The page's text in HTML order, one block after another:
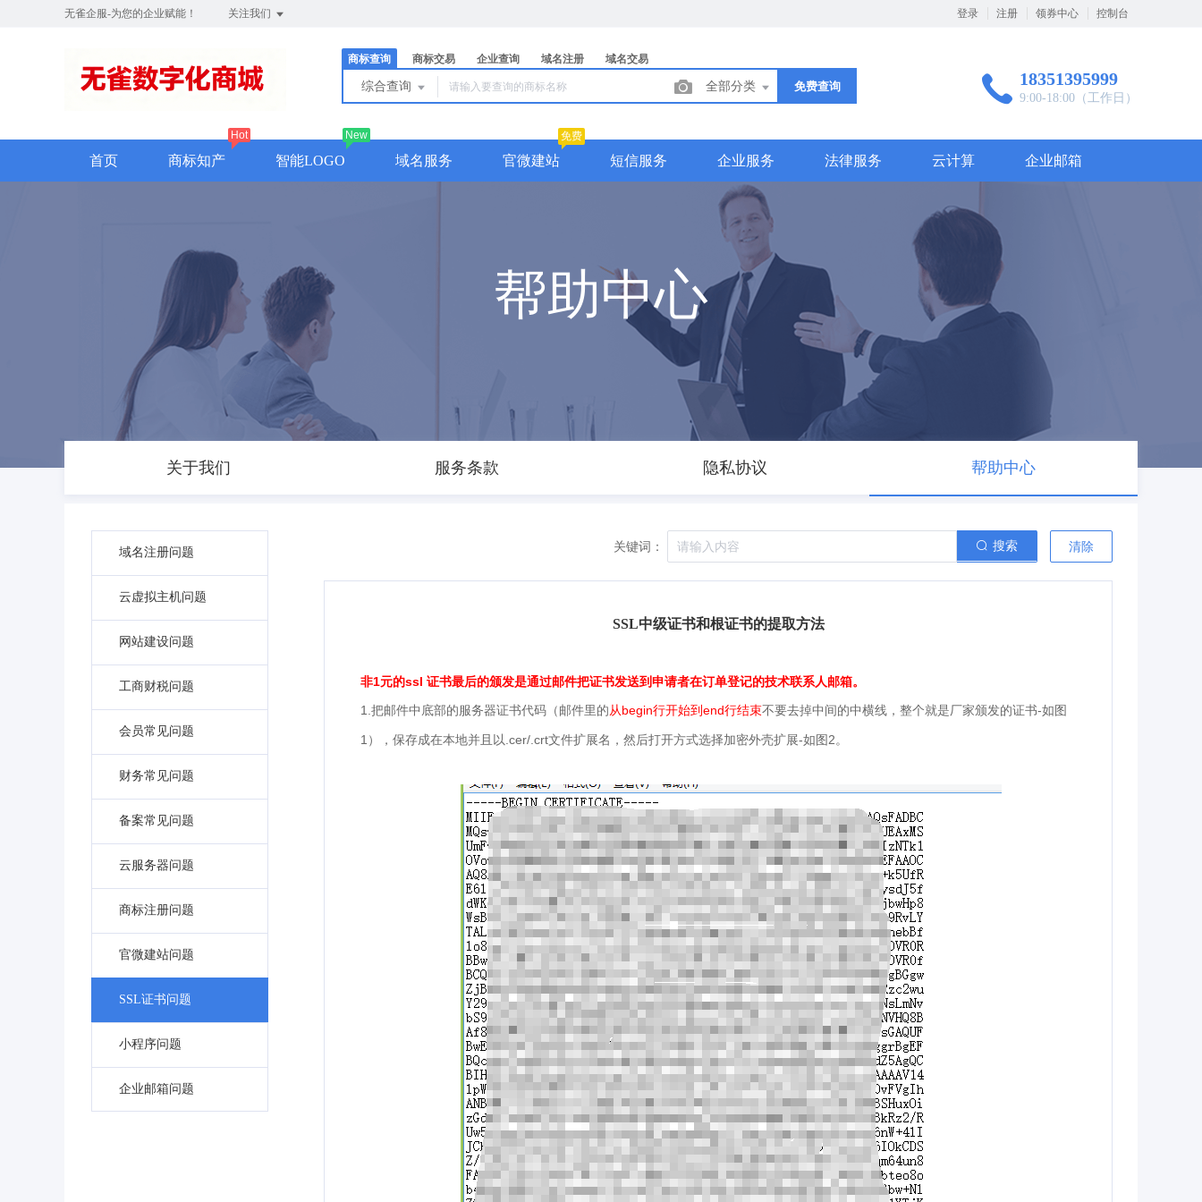
无雀企服-为您的企业赋能！ 关注我们 登录 注册 领券中心 控制台
商标查询 商标交易 企业查询 域名注册 域名交易
综合查询 全部分类 免费查询 18351395999
9:00-18:00（工作日）
首页 商标知产
Hot
智能LOGO
New
域名服务 官微建站
免费
短信服务 企业服务 法律服务 云计算 企业邮箱
帮助中心
关于我们 服务条款 隐私协议 帮助中心
域名注册问题
云虚拟主机问题
网站建设问题
工商财税问题
会员常见问题
财务常见问题
备案常见问题
云服务器问题
商标注册问题
官微建站问题
SSL证书问题
小程序问题
企业邮箱问题
关键词： 搜索 清除
SSL中级证书和根证书的提取方法
非1元的ssl 证书最后的颁发是通过邮件把证书发送到申请者在订单登记的技术联系人邮箱。
1.把邮件中底部的服务器证书代码（邮件里的从begin行开始到 end行结束不要去掉中间的中横线，整个就是厂家颁发的证书-如图
1 ），保存成在本地并且以.cer/.crt文件扩展名，然后打开方式选择加密外壳扩展-如图 2。